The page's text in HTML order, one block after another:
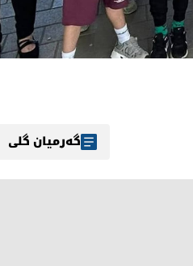
گەرمیان گلی